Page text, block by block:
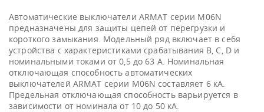
Автоматические выключатели ARMAT серии M06N
предназначены для защиты цепей от перегрузки и
короткого замыкания. Модельный ряд включает в себя
устройства с характеристиками срабатывания B, C, D и
номинальными токами от 0,5 до 63 А. Номинальная
отключающая способность автоматических
выключателей ARMAT серии M06N составляет 6 кА.
Предельная отключающая способность варьируется в
зависимости от номинала от 10 до 50 кА.